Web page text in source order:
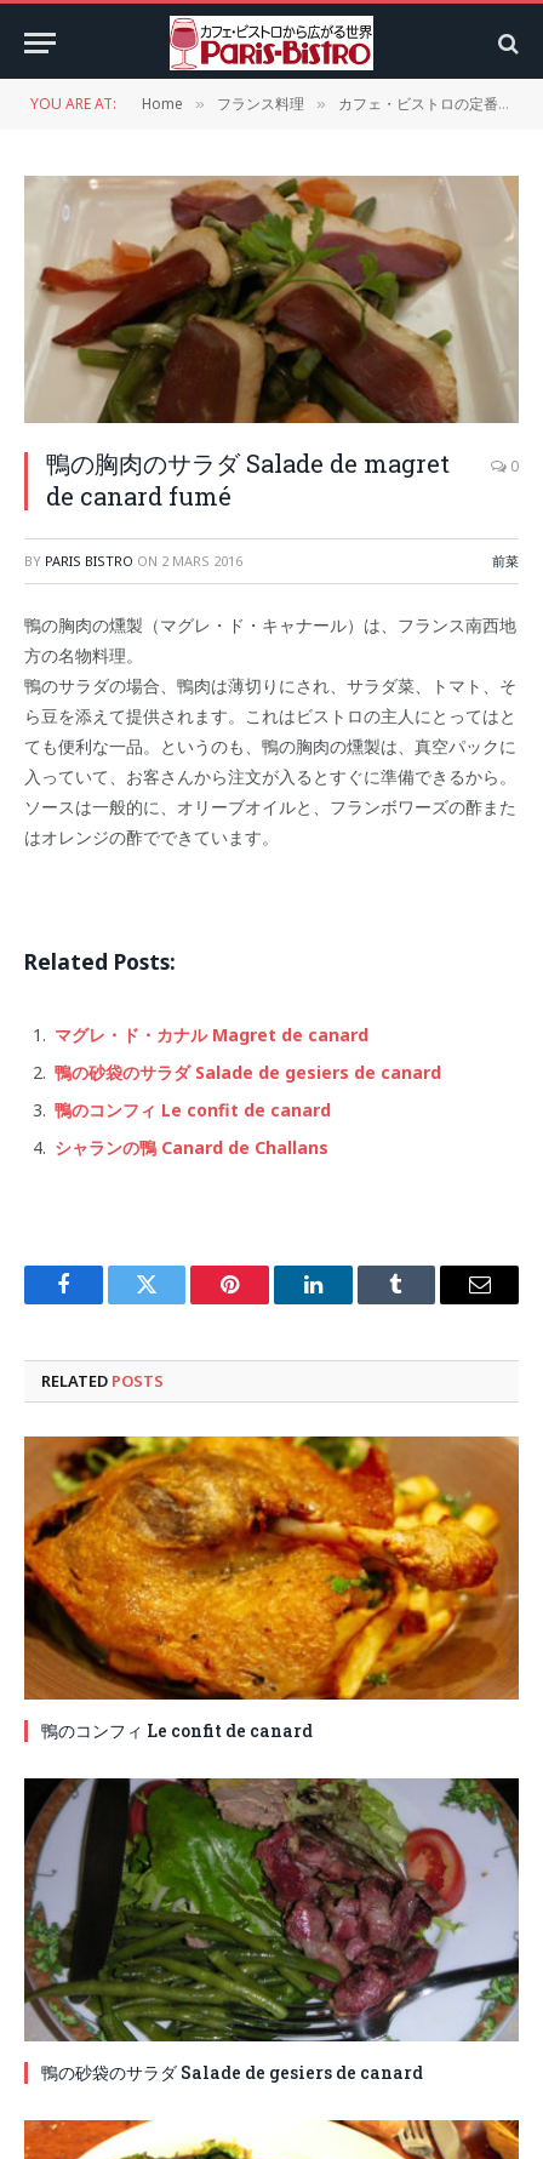
YOU ARE AT: Home » フランス料理 » カフェ・ビストロの定番メニュー
鴨の胸肉のサラダ Salade de magret
de canard fumé
0
BY PARIS BISTRO ON 2 MARS 2016 前菜
鴨の胸肉の燻製（マグレ・ド・キャナール）は、フランス南西地
方の名物料理。
鴨のサラダの場合、鴨肉は薄切りにされ、サラダ菜、トマト、そ
ら豆を添えて提供されます。これはビストロの主人にとってはと
ても便利な一品。というのも、鴨の胸肉の燻製は、真空パックに
入っていて、お客さんから注文が入るとすぐに準備できるから。
ソースは一般的に、オリーブオイルと、フランボワーズの酢また
はオレンジの酢でできています。
Related Posts:
マグレ・ド・カナル Magret de canard
鴨の砂袋のサラダ Salade de gesiers de canard
鴨のコンフィ Le confit de canard
シャランの鴨 Canard de Challans
FacebookTwitter Pinterest LinkedInTumblr Email
RELATED POSTS
鴨のコンフィ Le confit de canard
鴨の砂袋のサラダ Salade de gesiers de canard